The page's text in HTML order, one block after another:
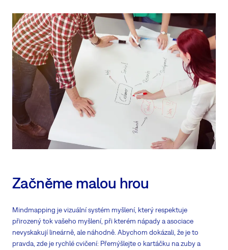
Začněme malou hrou
Mindmapping je vizuální systém myšlení, který respektuje
přirozený tok vašeho myšlení, při kterém nápady a asociace
nevyskakují lineárně, ale náhodně. Abychom dokázali, že je to
pravda, zde je rychlé cvičení: Přemýšlejte o kartáčku na zuby a